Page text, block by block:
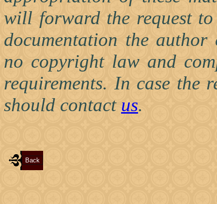
will forward the request
documentation the
no copyright law and
requirements. In case the
should contact us.